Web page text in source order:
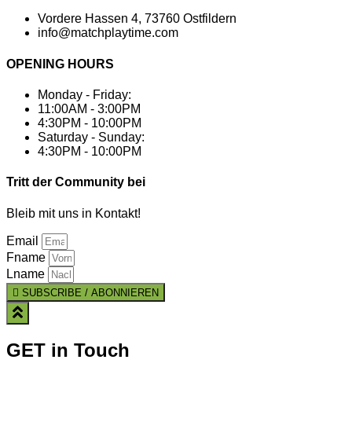
Vordere Hassen 4, 73760 Ostfildern
info@matchplaytime.com
OPENING HOURS
Monday - Friday:
11:00AM - 3:00PM
4:30PM - 10:00PM
Saturday - Sunday:
4:30PM - 10:00PM
Tritt der Community bei
Bleib mit uns in Kontakt!
Email
Fname
Lname
SUBSCRIBE / ABONNIEREN
GET in Touch